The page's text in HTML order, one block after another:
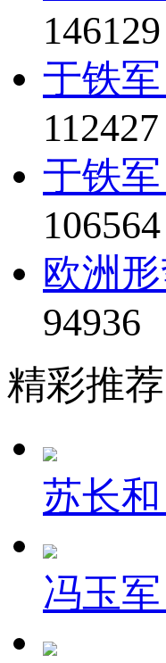
146129
于铁
112427
于铁
106564
欧洲
94936
精彩推荐
苏长
冯玉